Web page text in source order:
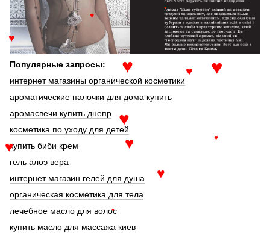
Популярные запросы:
интернет магазины органической косметики
ароматические палочки для дома купить
аромасвечи купить днепр
косметика по уходу для детей
купить биби крем
гель алоэ вера
интернет магазин гелей для душа
органическая косметика для тела
лечебное масло для волос
купить масло для массажа киев
♥
♥ ♥
♥
♥
♥
♥ ♥
♥
♥
♥
♥